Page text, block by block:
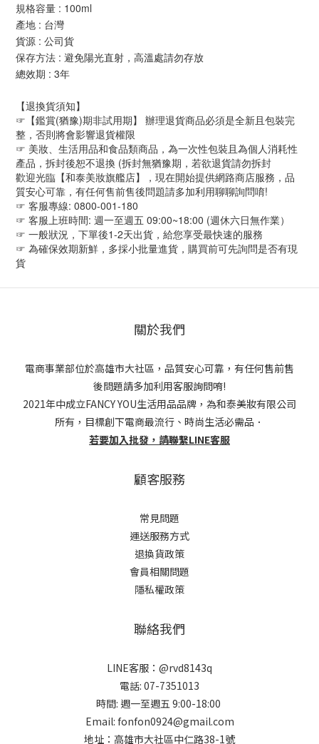
規格容量 : 100ml
產地 : 台灣
貨源 : 公司貨
保存方法 : 避免陽光直射，高溫處請勿存放
總效期 : 3年
【退換貨須知】
☞【鑑賞(猶豫)期非試用期】 辦理退貨商品必須是全新且包裝完
整，否則將會影響退貨權限
☞ 美妝、生活用品和食品類商品，為一次性包裝且為個人消耗性
產品，拆封後恕不退換 (拆封無猶豫期，若欲退貨請勿拆封
歡迎光臨【和泰美妝旗艦店】，現在開始提供網路商店服務，品
質安心可靠，有任何售前售後問題請多加利用聊聊詢問唷!
☞ 客服專線: 0800-001-180
☞ 客服上班時間: 週一至週五 09:00~18:00 (週休六日無作業）
☞ 一般狀況，下單後1-2天出貨，給您享受最快速的服務
☞ 為確保效期新鮮，多採小批量進貨，購買前可先詢問是否有現
貨
關於我們
電商事業部位於高雄市大社區，品質安心可靠，有任何售前售
後問題請多加利用客服詢問唷!
2021年中成立FANCY YOU生活用品品牌，為和泰美妝有限公司
所有，目標創下電商最流行、時尚生活必需品．
若要加入批發，請聯繫LINE客服
顧客服務
常見問題
運送服務方式
退換貨政策
會員相關問題
隱私權政策
聯絡我們
LINE客服：@rvd8143q
電話: 07-7351013
時間: 週一至週五 9:00-18:00
Email: fonfon0924@gmail.com
地址：高雄市大社區中仁路38-1號